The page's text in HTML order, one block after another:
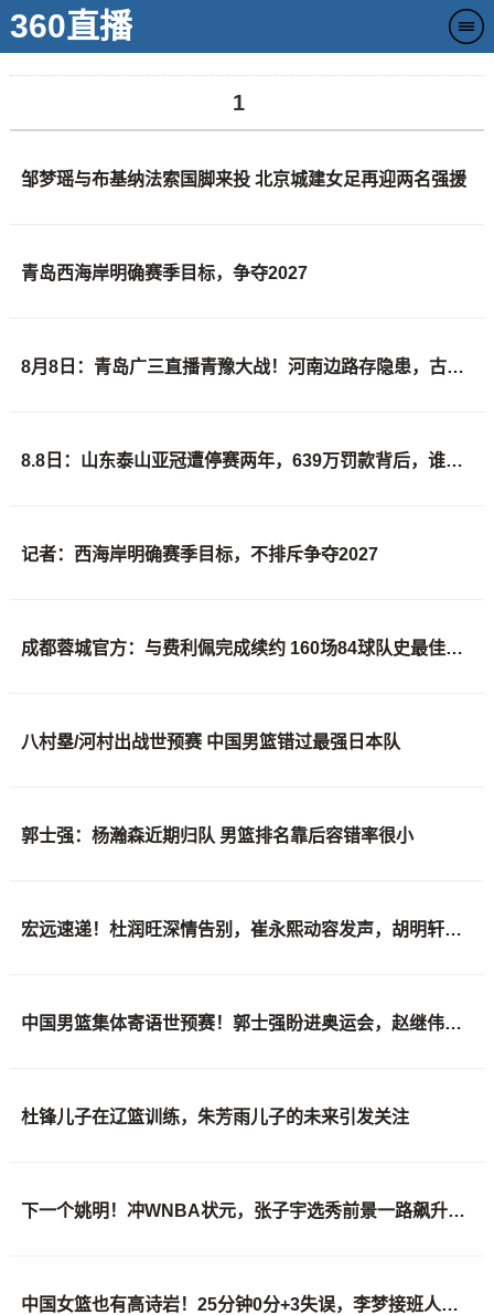
360直播
1
邹梦瑶与布基纳法索国脚来投 北京城建女足再迎两名强援
青岛西海岸明确赛季目标，争夺2027
8月8日：青岛广三直播青豫大战！河南边路存隐患，古斯塔沃等喂饼，西海岸剑指亚冠
8.8日：山东泰山亚冠遭停赛两年，639万罚款背后，谁的锅？
记者：西海岸明确赛季目标，不排斥争夺2027
成都蓉城官方：与费利佩完成续约 160场84球队史最佳射手
八村塁/河村出战世预赛 中国男篮错过最强日本队
郭士强：杨瀚森近期归队 男篮排名靠后容错率很小
宏远速递！杜润旺深情告别，崔永熙动容发声，胡明轩正式归队
中国男篮集体寄语世预赛！郭士强盼进奥运会，赵继伟强调彼此信任
杜锋儿子在辽篮训练，朱芳雨儿子的未来引发关注
下一个姚明！冲WNBA状元，张子宇选秀前景一路飙升，位居第二位
中国女篮也有高诗岩！25分钟0分+3失误，李梦接班人掉链子